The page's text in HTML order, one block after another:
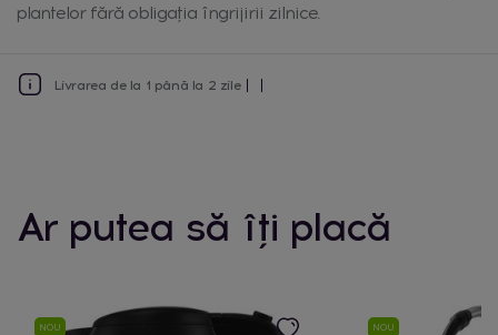
plantelor fără obligația îngrijirii zilnice.
Livrarea de la 1 până la 2 zile
Ar putea să îți placă
NOU NOU